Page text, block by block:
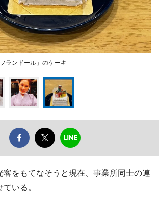
ランドール」のケーキ
客をもてなそうと現在、事業所同士の連
いる。